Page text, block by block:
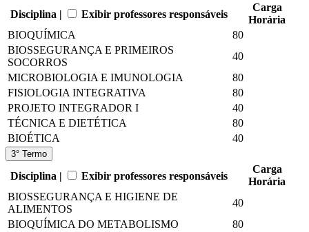
Disciplina | Exibir professores responsáveis
Carga
Horária
BIOQUÍMICA
80
BIOSSEGURANÇA E PRIMEIROS
SOCORROS
40
MICROBIOLOGIA E IMUNOLOGIA
80
FISIOLOGIA INTEGRATIVA
80
PROJETO INTEGRADOR I
40
TÉCNICA E DIETÉTICA
80
BIOÉTICA
40
3° Termo
Disciplina | Exibir professores responsáveis
Carga
Horária
BIOSSEGURANÇA E HIGIENE DE
ALIMENTOS
40
BIOQUÍMICA DO METABOLISMO
80